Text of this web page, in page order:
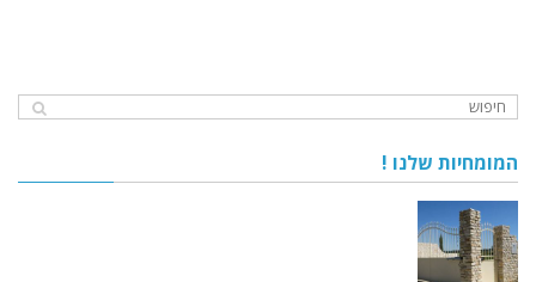
המומחיות שלנו !